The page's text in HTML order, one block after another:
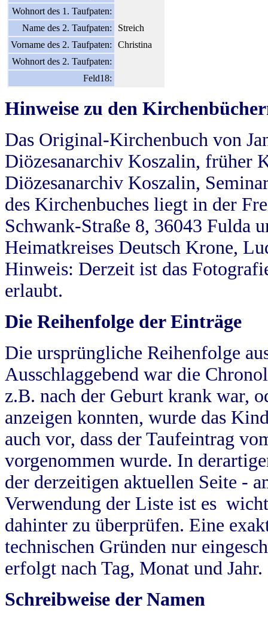
Wohnort des 1. Taufpaten:
Name des 2. Taufpaten:
Streich
Vorname des 2. Taufpaten:
Christina
Wohnort des 2. Taufpaten:
Feld18:
Hinweise zu den
Das Original-Kirchenbuch von
Diözesanarchiv Koszalin, früher
Diözesanarchiv Koszalin,
des Kirchenbuches liegt in der
Schwank-Straße 8, 36043 Fulda
Heimatkreises Deutsch Krone,
Hinweis: Derzeit ist das
erlaubt.
Die Reihenfolge der Einträge
Die ursprüngliche Reihenfolge
Ausschlaggebend war die
z.B. nach der Geburt krank war,
anzeigen konnten, wurde das
auch vor, dass der Taufeintrag
vorgenommen wurde. In
der derzeitigen aktuellen Seite -
Verwendung der Liste ist es
dahinter zu überprüfen. Eine
technischen Gründen nur
erfolgt nach Tag, Monat und Jahr.
Schreibweise der Namen